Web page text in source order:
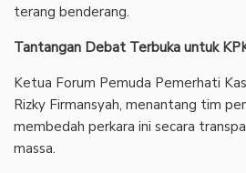
terang benderang.
Tantangan Debat Terbuka untuk
Ketua Forum Pemuda Pemerhati
Rizky Firmansyah, menantang tim
membedah perkara ini secara
massa.